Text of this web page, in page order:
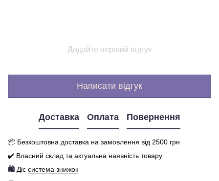
Додайте перший відгук
Написати відгук
Доставка Оплата Повернення
📦 Безкоштовна доставка на замовлення від 2500 грн
✔️ Власний склад та актуальна наявність товару
🛍️ Діє система знижок